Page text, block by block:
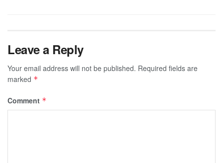
Leave a Reply
Your email address will not be published. Required fields are
marked *
Comment *